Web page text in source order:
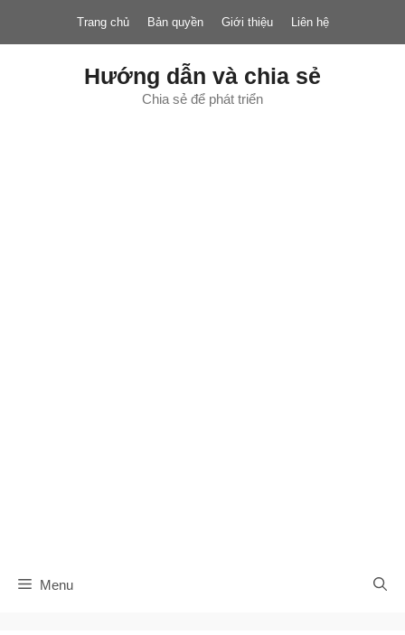
nội
Trang chủ Bản quyền Giới thiệu Liên hệ
Hướng dẫn và chia sẻ
Chia sẻ để phát triển
Menu